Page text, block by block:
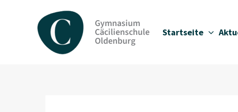
Gymnasium
Cäcilienschule
Oldenburg
Startseite